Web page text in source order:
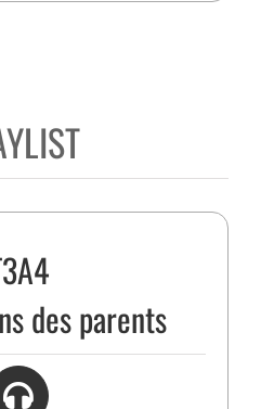
des parents